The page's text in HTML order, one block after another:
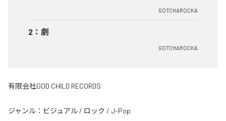
GOTCHAROCKA
2 ： 劇
GOTCHAROCKA
有限会社GOD CHILD RECORDS
ジャンル： ビジュアル / ロック / J-Pop